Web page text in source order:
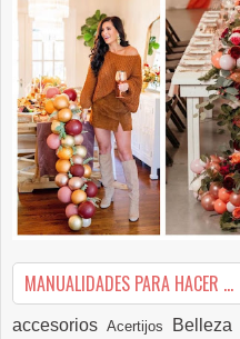
MANUALIDADES PARA HACER ...
accesoriosAcertijos Belleza